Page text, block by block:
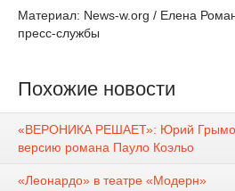
Материал: News-w.org / Елена
пресс-службы
Похожие новости
«ВЕРОНИКА РЕШАЕТ»: Юрий Грымов
версию романа Пауло Коэльо
«Леонардо» в театре «Модерн»